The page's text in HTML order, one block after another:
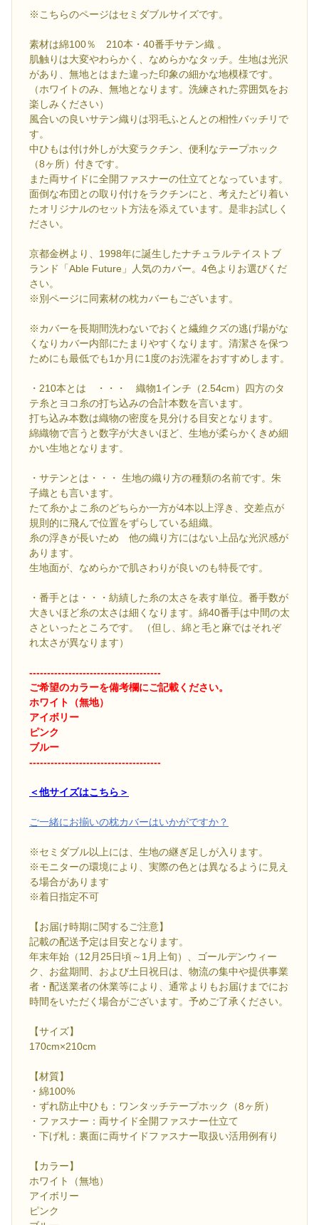
※こちらのページはセミダブルサイズです。
素材は綿100％ 210本・40番手サテン織 。
肌触りは大変やわらかく、なめらかなタッチ。生地は光沢
があり、無地とはまた違った印象の細かな地模様です。
（ホワイトのみ、無地となります。洗練された雰囲気をお
楽しみください）
風合いの良いサテン織りは羽毛ふとんとの相性バッチリで
す。
中ひもは付け外しが大変ラクチン、便利なテープホック
（8ヶ所）付きです。
また両サイドに全開ファスナーの仕立てとなっています。
面倒な布団との取り付けをラクチンにと、考えたどり着い
たオリジナルのセット方法を添えています。是非お試しく
ださい。
京都金桝より、1998年に誕生したナチュラルテイストブ
ランド「Able Future」人気のカバー。4色よりお選びくだ
さい。
※別ページに同素材の枕カバーもございます。
※カバーを長期間洗わないでおくと繊維クズの逃げ場がな
くなりカバー内部にたまりやすくなります。清潔さを保つ
ためにも最低でも1か月に1度のお洗濯をおすすめします。
・210本とは ・・・ 織物1インチ（2.54cm）四方のタ
テ糸とヨコ糸の打ち込みの合計本数を言います。
打ち込み本数は織物の密度を見分ける目安となります。
綿織物で言うと数字が大きいほど、生地が柔らかくきめ細
かい生地となります。
・サテンとは・・・ 生地の織り方の種類の名前です。朱
子織とも言います。
たて糸かよこ糸のどちらか一方が4本以上浮き、交差点が
規則的に飛んで位置をずらしている組織。
糸の浮きが長いため 他の織り方にはない上品な光沢感が
あります。
生地面が、なめらかで肌さわりが良いのも特長です。
・番手とは・・・紡績した糸の太さを表す単位。番手数が
大きいほど糸の太さは細くなります。綿40番手は中間の太
さといったところです。 （但し、綿と毛と麻ではそれぞ
れ太さが異なります）
-------------------------------------
ご希望のカラーを備考欄にご記載ください。
ホワイト（無地）
アイボリー
ピンク
ブルー
-------------------------------------
＜他サイズはこちら＞
ご一緒にお揃いの枕カバーはいかがですか？
※セミダブル以上には、生地の継ぎ足しが入ります。
※モニターの環境により、実際の色とは異なるように見え
る場合があります
※着日指定不可
【お届け時期に関するご注意】
記載の配送予定は目安となります。
年末年始（12月25日頃～1月上旬）、ゴールデンウィー
ク、お盆期間、および土日祝日は、物流の集中や提供事業
者・配送業者の休業等により、通常よりもお届けまでにお
時間をいただく場合がございます。予めご了承ください。
【サイズ】
170cm×210cm
【材質】
・綿100%
・ずれ防止中ひも：ワンタッチテープホック（8ヶ所）
・ファスナー：両サイド全開ファスナー仕立て
・下げ札：裏面に両サイドファスナー取扱い活用例有り
【カラー】
ホワイト（無地）
アイボリー
ピンク